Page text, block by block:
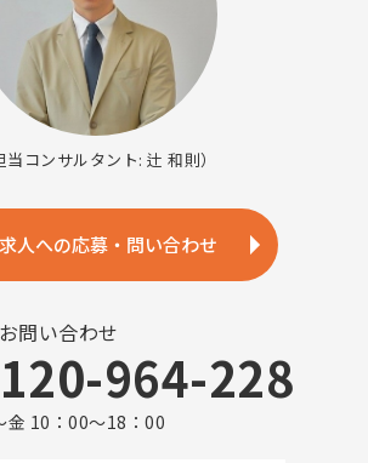
当コンサルタント: 辻 和則）
人への応募・問い合わせ
問い合わせ
964-228
金 10：00～18：00